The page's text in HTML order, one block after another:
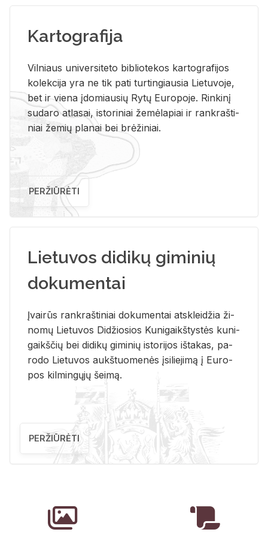
Kartografija
Vil­niaus uni­ver­si­te­to bi­b­lio­te­kos kar­to­gra­fi­jos
ko­lek­ci­ja yra ne tik pati tur­tin­giau­sia Lie­tu­vo­je,
bet ir vie­na įdo­miau­sių Rytų Eu­ro­po­je. Rin­ki­nį
su­da­ro at­la­sai, is­to­ri­niai že­mė­la­piai ir rank­raš­ti­
niai že­mių pla­nai bei brė­ži­niai.
PERŽIŪRĖTI
Lietuvos didikų giminių
dokumentai
Įvai­rūs rank­raš­ti­niai do­ku­men­tai at­sklei­džia ži­
no­mų Lie­tu­vos Di­džio­sios Ku­ni­gaikš­tys­tės ku­ni­
gaikš­čių bei di­di­kų gi­mi­nių is­to­ri­jos iš­ta­kas, pa­
ro­do Lie­tu­vos aukš­tuo­me­nės įsi­lie­ji­mą į Eu­ro­
pos kil­min­gų­jų šei­mą.
PERŽIŪRĖTI